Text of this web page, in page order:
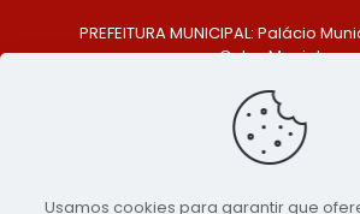
PREFEITURA MUNICIPAL: Palácio
Celso Maciel
Centro, São Bento do Una - PE.
TELEFONE: (81) 99548-
E-MAIL:
Usamos cookies para garantir que